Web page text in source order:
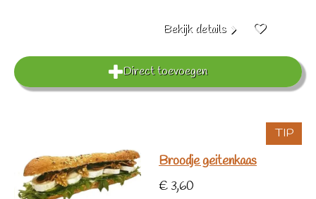
Bekijk details
Direct toevoegen
TIP
Broodje geitenkaas
€ 3,60